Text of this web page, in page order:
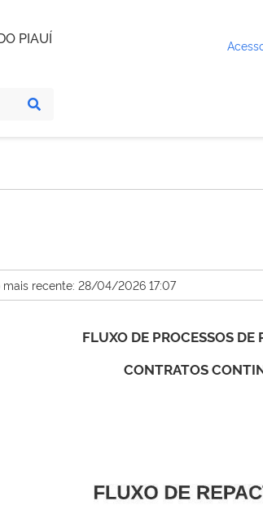
PIAUÍ
mais recente: 28/04/2026 17:07
FLUXO DE PROCESSOS DE
CONTRATOS